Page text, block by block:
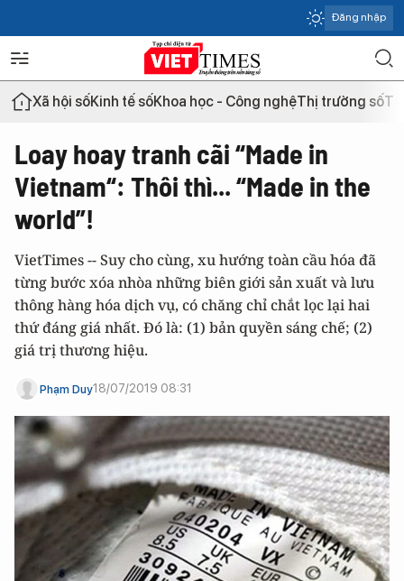
Đăng nhập
Xã hội sốKinh tế sốKhoa học - Công nghệThị trường số
Loay hoay tranh cãi “Made in
Vietnam“: Thôi thì... “Made in the
world”!
VietTimes -- Suy cho cùng, xu hướng toàn cầu hóa đã
từng bước xóa nhòa những biên giới sản xuất và lưu
thông hàng hóa dịch vụ, có chăng chỉ chắt lọc lại hai
thứ đáng giá nhất. Đó là: (1) bản quyền sáng chế; (2)
giá trị thương hiệu.
Phạm Duy18/07/2019 08:31